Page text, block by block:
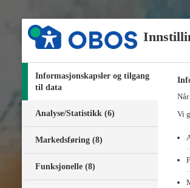
Informasjonskapsler og tilgang
til data
Analyse/Statistikk (6)
Markedsføring (8)
Funksjonelle (8)
Vi